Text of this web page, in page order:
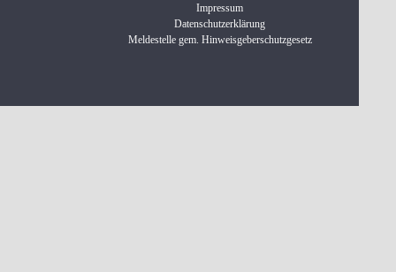
Impressum
Datenschutzerklärung
Meldestelle gem. Hinweisgeberschutzgesetz